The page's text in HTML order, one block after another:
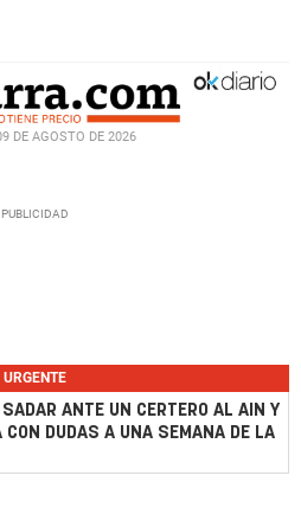
DE AGOSTO DE 2026
URGENTE
ANTE UN CERTERO AL AIN Y
CON DUDAS A UNA SEMANA DE LA